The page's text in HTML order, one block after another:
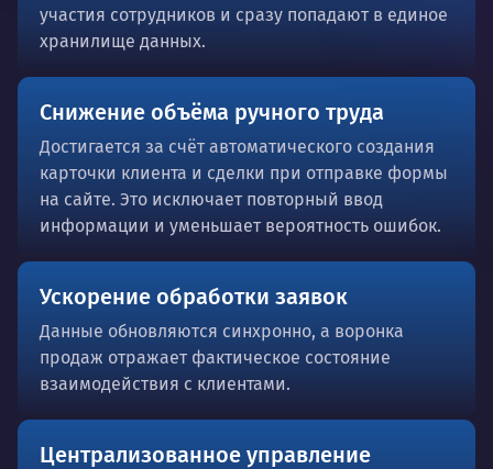
участия сотрудников и сразу попадают в единое
хранилище данных.
Снижение объёма ручного труда
Достигается за счёт автоматического создания
карточки клиента и сделки при отправке формы
на сайте. Это исключает повторный ввод
информации и уменьшает вероятность ошибок.
Ускорение обработки заявок
Данные обновляются синхронно, а воронка
продаж отражает фактическое состояние
взаимодействия с клиентами.
Централизованное управление